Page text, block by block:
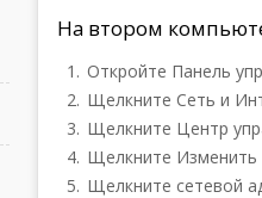
На втором
Откройте Панель
Щелкните Сеть и
Щелкните Центр
Щелкните Изменить
Щелкните сетевой